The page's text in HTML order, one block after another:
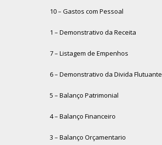
10 – Gastos com Pessoal
1 – Demonstrativo da Receita
7 – Listagem de Empenhos
6 – Demonstrativo da Divida Flutuante
5 – Balanço Patrimonial
4 – Balanço Financeiro
3 – Balanço Orçamentario